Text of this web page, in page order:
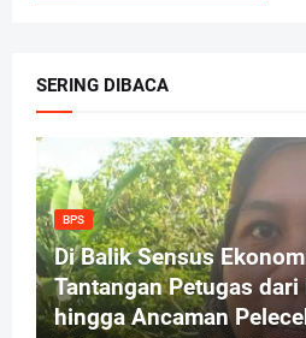
SERING DIBACA
BPS
Di Balik Sensus
Tantangan Petugas
hingga Ancaman